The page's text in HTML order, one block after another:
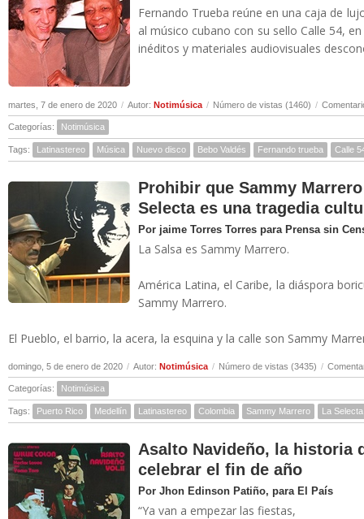
Fernando Trueba reúne en una caja de
al músico cubano con su sello Calle 54,
inéditos y materiales audiovisuales
martes, 7 de enero de 2020 / Autor: Notimúsica / Número de vistas (1460) /
Categorías: Notimúsica
Tags: Latinastereo Música Nuevo disco Bebo Valdés Fernando trueba Calle
Prohibir que Sammy
Selecta es una tragedia
Por jaime Torres Torres para Prensa sin
La Salsa es Sammy Marrero.
América Latina, el Caribe, la diáspora
Sammy Marrero.
El Pueblo, el barrio, la acera, la esquina y la calle son Sammy
domingo, 5 de enero de 2020 / Autor: Notimúsica / Número de vistas (3435) /
Categorías: Notimúsica
Tags: Puerto Rico Medellín Latinastereo Colombia Sammy Marrero La Selecta
Asalto Navideño, la historia
celebrar el fin de año
Por Jhon Edinson Patiño, para El País
“Ya van a empezar las fiestas,